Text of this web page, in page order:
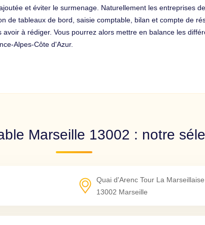
et éviter le surmenage. Naturellement les entreprises
de tableaux de bord, saisie comptable, bilan et compte de
à rédiger. Vous pourrez alors mettre en balance les
Alpes-Côte d'Azur.
Marseille 13002 : notre
Quai d'Arenc Tour La
13002 Marseille